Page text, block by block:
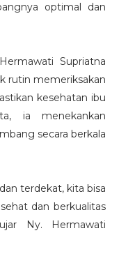
optimal dan
Supriatna
rutin memeriksakan
kesehatan ibu
ia menekankan
secara berkala
terdekat, kita bisa
dan berkualitas
Ny. Hermawati